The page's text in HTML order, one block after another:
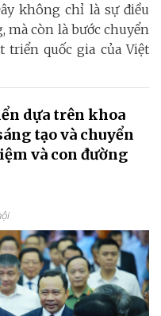
không chỉ là sự điều
mà còn là bước chuyển
quốc gia của Việt
dựa trên khoa
tạo và chuyển
và con đường